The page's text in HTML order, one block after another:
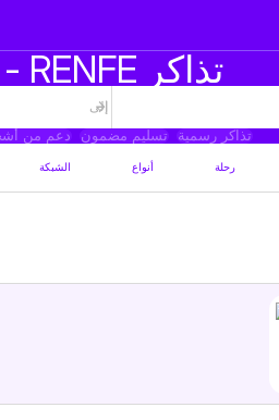
تذاكر RENFE - المسارات والدرجات ومعلومات الحجز
تذاكر رسمية
تسليم مضمون دعم من
رحلة أنواع الشبكة